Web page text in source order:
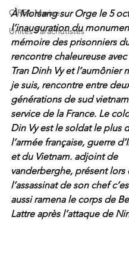
CIRFA Marine
Unités Parachutistes
À Morsang sur Orge le 5
l’inauguration du
mémoire des prisonniers
rencontre chaleureuse
Tran Dinh Vy et l’aumônier
je suis, rencontre entre
générations de sud
service de la France. Le
Din Vy est le soldat le plus
l’armée française, guerre
et du Vietnam. adjoint de
vanderberghe, présent lors
l’assassinat de son chef
aussi ramena le corps de
Lattre après l’attaque de